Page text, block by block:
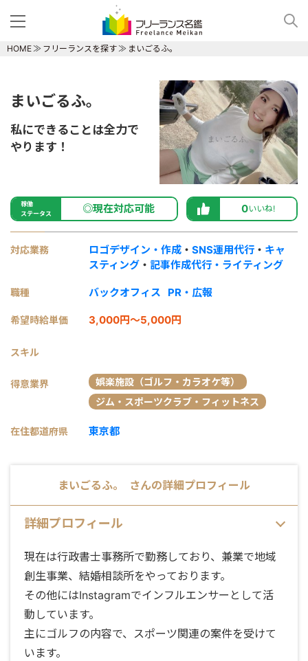
HOME フリーランスを探す まいごるふ。
まいごるふ。
私にできることは全力で
やります！
稼働
ステータス
◎現在対応可能 0いいね!
対応業務 ロゴデザイン・作成 ・ SNS運用代行 ・ キャ
スティング ・ 記事作成代行・ライティング
職種 バックオフィス PR・広報
希望時給単価 3,000円～5,000円
スキル
得意業界
娯楽施設（ゴルフ・カラオケ等）
ジム・スポーツクラブ・フィットネス
在住都道府県 東京都
まいごるふ。 さんの詳細プロフィール
詳細プロフィール
現在は行政書士事務所で勤務しており、兼業で地域
創生事業、結婚相談所をやっております。
その他にはInstagramでインフルエンサーとして活
動しています。
主にゴルフの内容で、スポーツ関連の案件を受けて
います。